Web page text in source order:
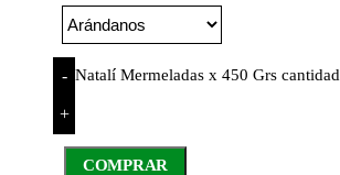
- Natalí Mermeladas x 450 Grs cantidad
+
COMPRAR